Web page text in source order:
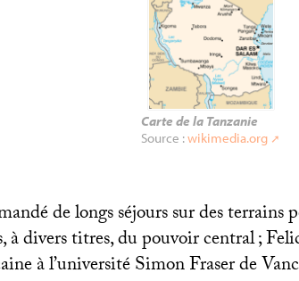
Carte de la Tanzanie
Source :wikimedia.org
de longs séjours sur des terrains
à divers titres, du pouvoir central;
à l’université Simon Fraser de